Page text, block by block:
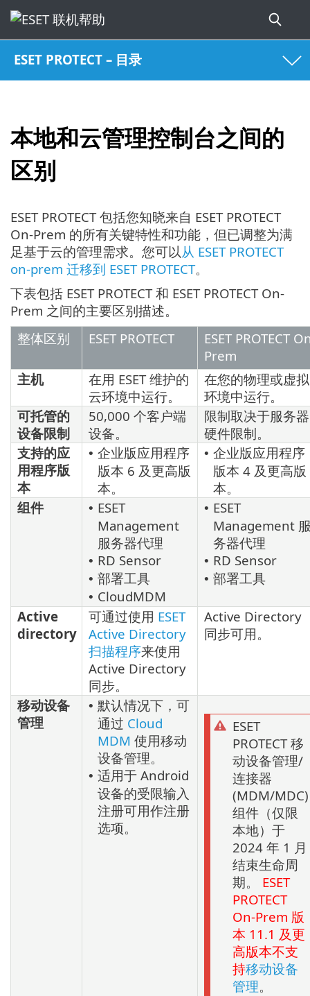
ESET PROTECT – 目录
本地和云管理控制台之间的
区别
ESET PROTECT 包括您知晓来自 ESET PROTECT
On-Prem 的所有关键特性和功能，但已调整为满
足基于云的管理需求。您可以从 ESET PROTECT
on-prem 迁移到 ESET PROTECT。
下表包括 ESET PROTECT 和 ESET PROTECT On-
Prem 之间的主要区别描述。
整体区别
ESET PROTECT
ESET PROTECT
Prem
主机
在用 ESET 维护的
云环境中运行。
在您的物理或虚拟
环境中运行。
可托管的
设备限制
50,000 个客户端
设备。
限制取决于服务器
硬件限制。
支持的应
用程序版
本
• 企业版应用程序
版本 6 及更高版
本。
• 企业版应用程序
版本 4 及更高版
本。
组件
• ESET
Management
服务器代理
• RD Sensor
• 部署工具
• CloudMDM
• ESET
Management
务器代理
• RD Sensor
• 部署工具
Active
directory
可通过使用 ESET
Active Directory
扫描程序来使用
Active Directory
同步。
Active Directory
同步可用。
移动设备
管理
• 默认情况下，可
通过 Cloud
MDM 使用移动
设备管理。
• 适用于 Android
设备的受限输入
注册可用作注册
选项。
ESET
PROTECT 移
动设备管理/
连接器
(MDM/MDC)
组件（仅限
本地）于
2024 年 1 月
结束生命周
期。 ESET
PROTECT
On-Prem 版
本 11.1 及更
高版本不支
持移动设备
管理。